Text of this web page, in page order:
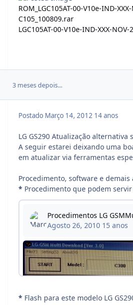
ROM_LGC105AT-00-V10e-IND-
C105_100809.rar
LGC105AT-00-V10e-IND-XXX-
3 meses depois...
Postado Março 14, 2012 14 anos
LG GS290 Atualização alternativa
A seguir estarei deixando uma
em atualizar via ferramentas
Procedimento, software e
* Procedimento que podem
* Flash para este modelo LG